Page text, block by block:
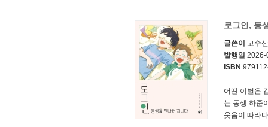
로그인, 동
글쓴이 고수
발행일
ISBN
어떤 이별은
는 동생 하준
웃음이 따라